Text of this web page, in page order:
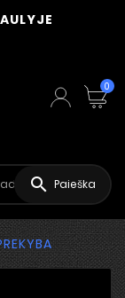
0
 Paieška